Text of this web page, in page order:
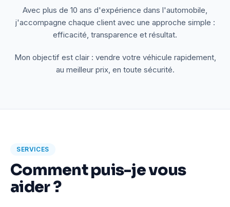
Avec plus de 10 ans d'expérience dans l'automobile,
j'accompagne chaque client avec une approche simple :
efficacité, transparence et résultat.
Mon objectif est clair : vendre votre véhicule rapidement,
au meilleur prix, en toute sécurité.
SERVICES
Comment puis-je vous
aider ?